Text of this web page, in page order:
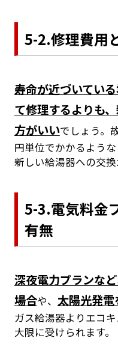
5-2.修理費用
寿命が近づいてい
て修理するよりも
方がいいでしょう。
円単位でかかるよう
新しい給湯器への交換
5-3.電気料金
有無
深夜電力プランな
場合や、 太陽光発
ガス給湯器よりエコ
大限に受けられます。